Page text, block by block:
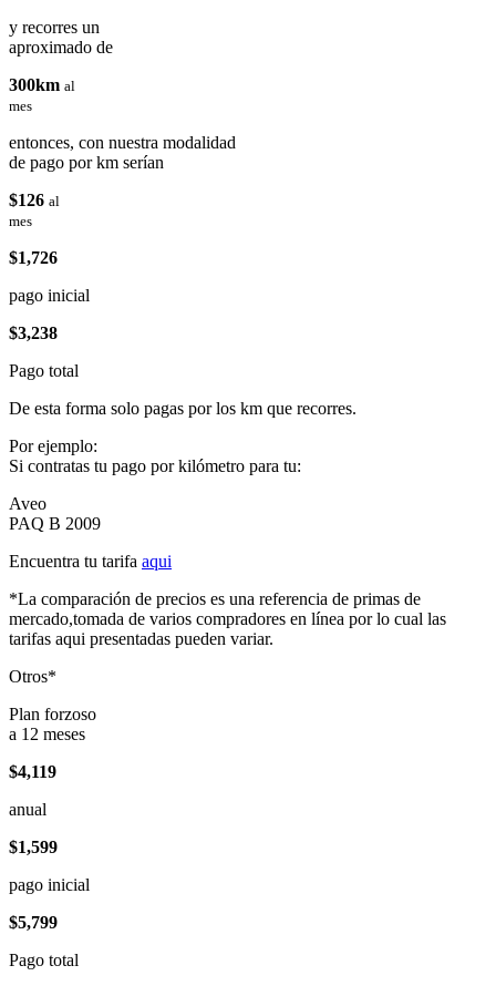
y recorres un
aproximado de
300km al
mes
entonces, con nuestra modalidad
de pago por km serían
$126 al
mes
$1,726
pago inicial
$3,238
Pago total
De esta forma solo pagas por los km que recorres.
Por ejemplo:
Si contratas tu pago por kilómetro para tu:
Aveo
PAQ B 2009
Encuentra tu tarifa aqui
*La comparación de precios es una referencia de primas de
mercado,tomada de varios compradores en línea por lo cual las
tarifas aqui presentadas pueden variar.
Otros*
Plan forzoso
a 12 meses
$4,119
anual
$1,599
pago inicial
$5,799
Pago total